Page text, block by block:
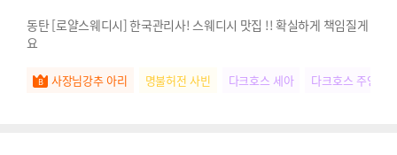
동탄 [로얄스웨디시] 한국관리사! 스웨디시 맛집 !! 확실하게 책임질게
요
사장님강추 아리 명불허전 사빈 다크호스 세아 다크호스 주영